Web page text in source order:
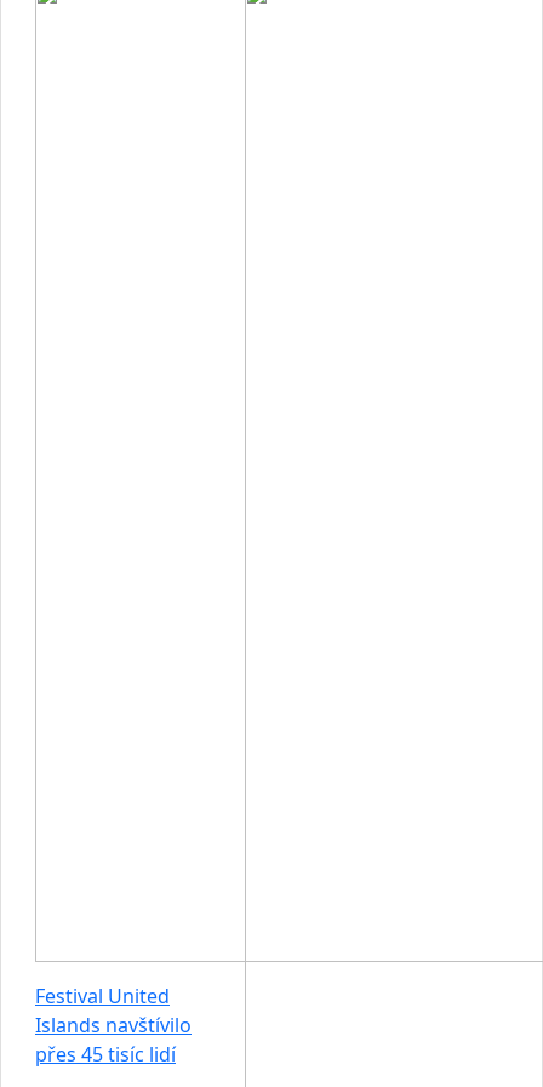
Festival United
Islands navštívilo
přes 45 tisíc lidí